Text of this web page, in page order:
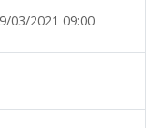
03/2021 09:00